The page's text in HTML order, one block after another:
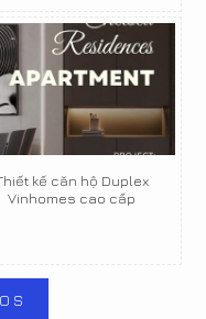
kế căn hộ Duplex
Vinhomes cao cấp